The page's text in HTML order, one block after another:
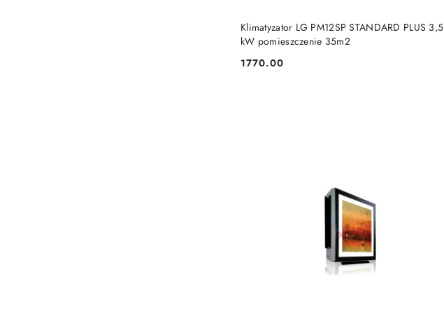
Klimatyzator LG PM12SP STANDARD PLUS 3,5
kW pomieszczenie 35m2
Cena:
1770.00
BRAK TOWARU